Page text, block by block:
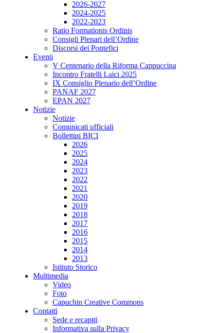
2026-2027
2024-2025
2022-2023
Ratio Formationis Ordinis
Consigli Plenari dell’Ordine
Discorsi dei Pontefici
Eventi
V Centenario della Riforma Cappuccina
Incontro Fratelli Laici 2025
IX Consiglio Plenario dell’Ordine
PANAF 2027
EPAN 2027
Notizie
Notizie
Comunicati ufficiali
Bollettini BICI
2026
2025
2024
2023
2022
2021
2020
2019
2018
2017
2016
2015
2014
2013
Istituto Storico
Multimedia
Video
Foto
Capuchin Creative Commons
Contatti
Sede e recapiti
Informativa sulla Privacy